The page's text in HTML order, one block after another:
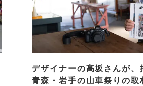
デザイナーの髙坂さんが、
青森・岩手の山車祭りの